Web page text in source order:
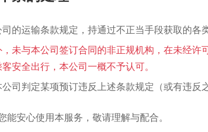
的运输条款规定，持通过不正当手段获取的各
，未与本公司签订合同的非正规机构，在未经
安全出行，本公司一概不予认可。
司判定某项预订违反上述条款规定（或有违反
能安心使用本服务，敬请理解与配合。